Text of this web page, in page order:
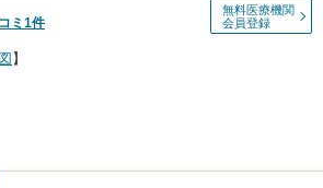
無料医療機関
会員登録
ミ 1件
】